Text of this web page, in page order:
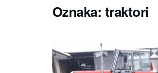
Oznaka: traktori